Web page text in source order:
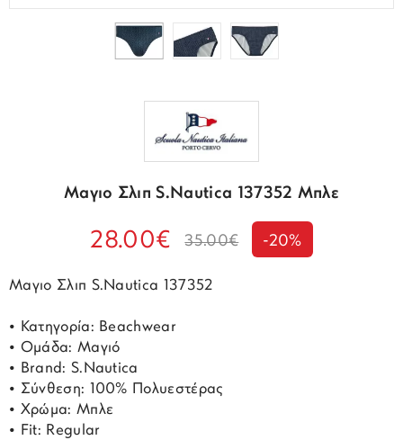
Μαγιο Σλιπ S.Nautica 137352 Μπλε
28.00€ 35.00€ -20%
Μαγιο Σλιπ S.Nautica 137352
• Κατηγορία: Beachwear
• Ομάδα: Μαγιό
• Brand: S.Nautica
• Σύνθεση: 100% Πολυεστέρας
• Χρώμα: Μπλε
• Fit: Regular